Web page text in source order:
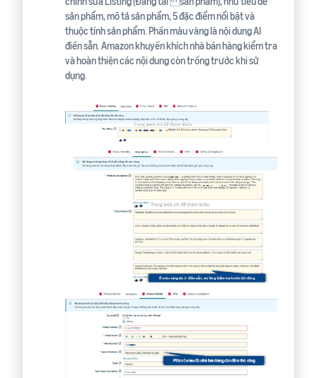
sản phẩm, mô tả sản phẩm, 5 đặc điểm nổi bật và
thuộc tính sản phẩm. Phần màu vàng là nội dung AI
điền sẵn. Amazon khuyến khích nhà bán hàng kiểm tra
và hoàn thiện các nội dung còn trống trước khi sử
dụng.